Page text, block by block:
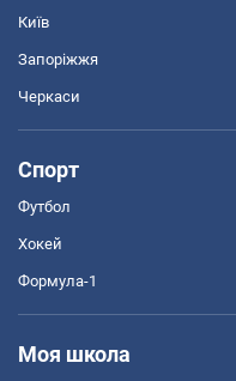
Київ
Запоріжжя
Черкаси
Спорт
Футбол
Хокей
Формула-1
Моя школа